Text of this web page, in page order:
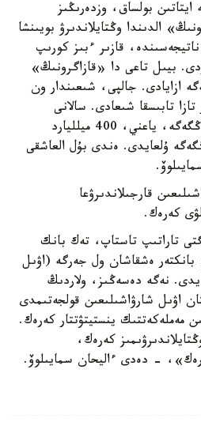
بولساق، وزدەرىڭىز
الدىندا وڭتايلاندىرۋ بويىنشا
قازىر ءبىز كورىپ
بيىل تاعى دا «قازاگرونىڭ»
تەڭگەگە ازايادى. جالپى، شىعىندار ون
تابىسقا شىعادى. سالانى
قارجىلاندىرۋ 77 ميلليارد تەڭگەگە، ياعني، 400 ميلليارد
تەڭگەگە ۇلعايدى. ەندى بۇل العاشقى
قارجىلاندىرۋعا
كەرەك.
تاراتىپ تاستاپ، تەك بانك
بانكتەر ەشقاشان ول جەرگە (اۋىل
نەگە دەسەڭىز، ولاردىڭ
اۋىل شارۋاشىلىعىن قولجەتىمدى
مەملەكەتتىك ينستيتۋتتار كەرەك.
كەرەك،
- دەدى ءاليحان سمايىلوۆ.